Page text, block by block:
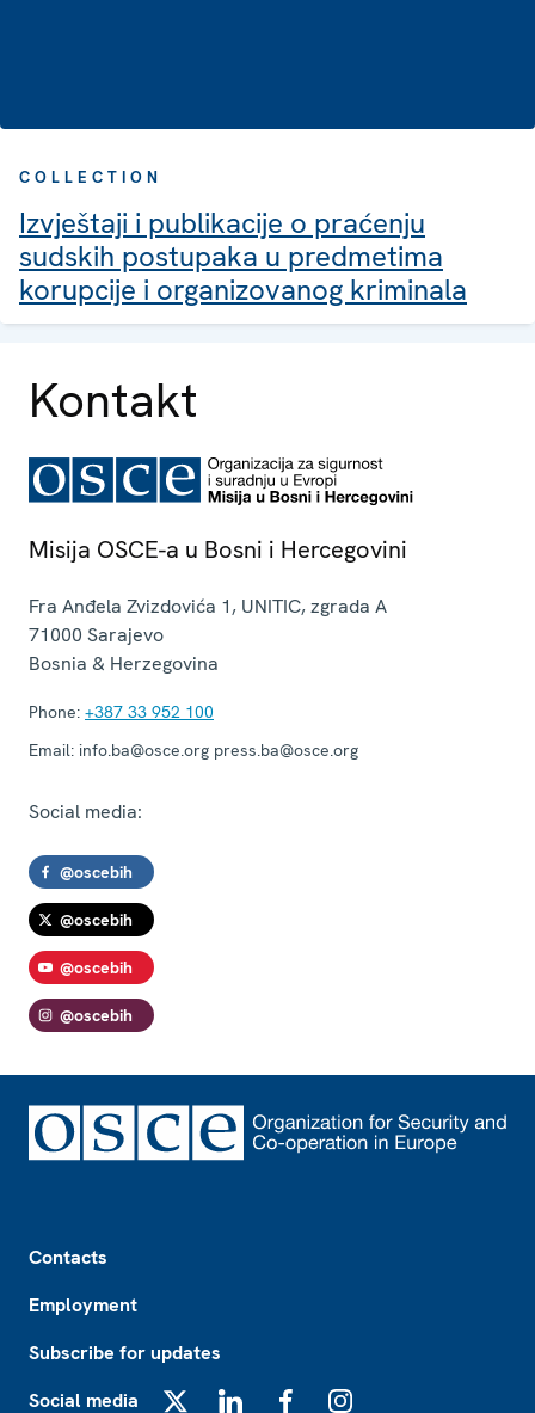
COLLECTION
Izvještaji i publikacije o praćenju
sudskih postupaka u predmetima
korupcije i organizovanog kriminala
Kontakt
Misija OSCE-a u Bosni i Hercegovini
Fra Anđela Zvizdovića 1, UNITIC, zgrada A
71000 Sarajevo
Bosnia & Herzegovina
Phone: +387 33 952 100
Email: info.ba@osce.org press.ba@osce.org
Social media:
@oscebih
@oscebih
@oscebih
@oscebih
Contacts
Employment
Subscribe for updates
Social media